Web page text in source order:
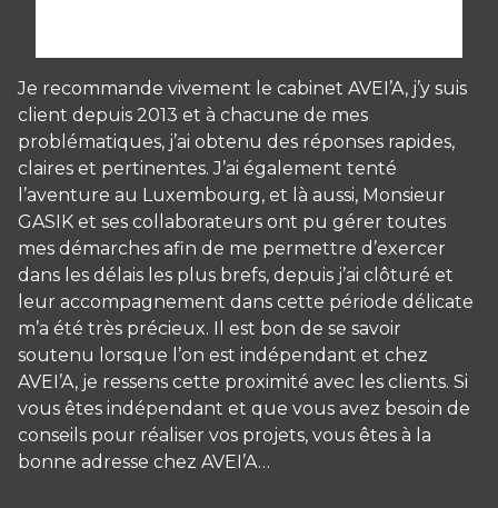
Je recommande vivement le cabinet AVEI’A, j’y suis
client depuis 2013 et à chacune de mes
problématiques, j’ai obtenu des réponses rapides,
claires et pertinentes. J’ai également tenté
l’aventure au Luxembourg, et là aussi, Monsieur
GASIK et ses collaborateurs ont pu gérer toutes
mes démarches afin de me permettre d’exercer
dans les délais les plus brefs, depuis j’ai clôturé et
leur accompagnement dans cette période délicate
m’a été très précieux. Il est bon de se savoir
soutenu lorsque l’on est indépendant et chez
AVEI’A, je ressens cette proximité avec les clients. Si
vous êtes indépendant et que vous avez besoin de
conseils pour réaliser vos projets, vous êtes à la
bonne adresse chez AVEI’A…